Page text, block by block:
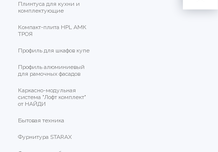
Плинтуса для кухни и
комплектующие
Компакт-плита HPL АМК
ТРОЯ
Профиль для шкафов купе
Профиль алюминиевый
для рамочных фасадов
Каркасно-модульная
система "Лофт комплект"
от НАЙДИ
Бытовая техника
Фурнитура STARAX